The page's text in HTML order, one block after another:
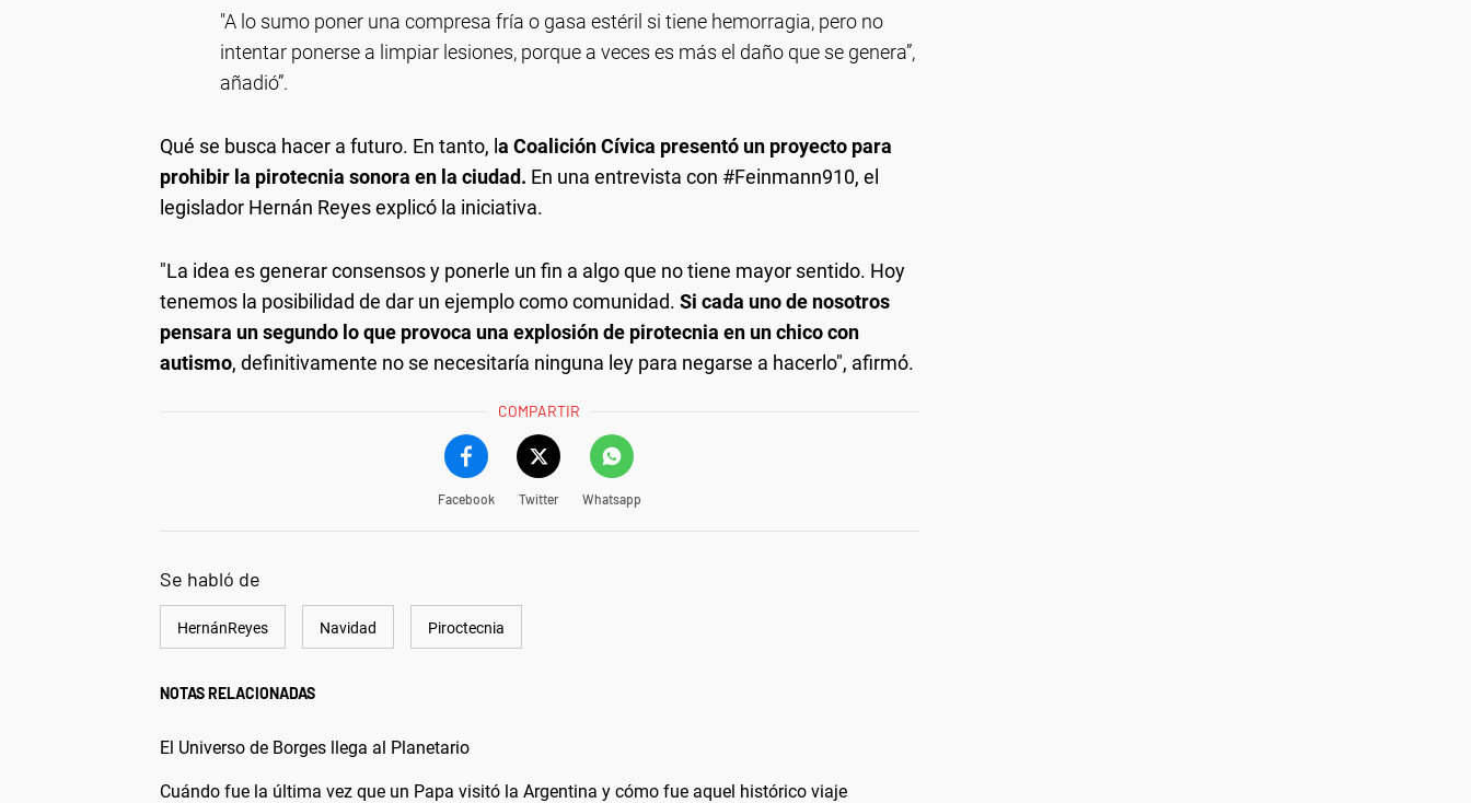
"A lo sumo poner una compresa fría o gasa estéril si tiene hemorragia, pero no
intentar ponerse a limpiar lesiones, porque a veces es más el daño que se genera”,
añadió”.
Qué se busca hacer a futuro. En tanto, l a Coalición Cívica presentó un proyecto para
prohibir la pirotecnia sonora en la ciudad. En una entrevista con #Feinmann910, el
legislador Hernán Reyes explicó la iniciativa.
"La idea es generar consensos y ponerle un fin a algo que no tiene mayor sentido. Hoy
tenemos la posibilidad de dar un ejemplo como comunidad. Si cada uno de nosotros
pensara un segundo lo que provoca una explosión de pirotecnia en un chico con
autismo, definitivamente no se necesitaría ninguna ley para negarse a hacerlo", afirmó.
COMPARTIR
Facebook Twitter Whatsapp
Se habló de
HernánReyes Navidad Piroctecnia
NOTAS RELACIONADAS
El Universo de Borges llega al Planetario
Cuándo fue la última vez que un Papa visitó la Argentina y cómo fue aquel histórico viaje